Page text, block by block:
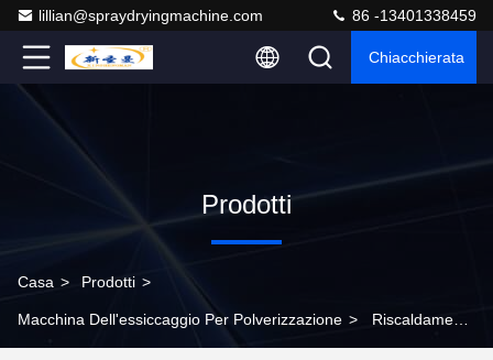
lillian@spraydryingmachine.com 86 -13401338459
Chiacchierata
Prodotti
Casa > Prodotti >
Macchina Dell'essiccaggio Per Polverizzazione > Riscaldamento